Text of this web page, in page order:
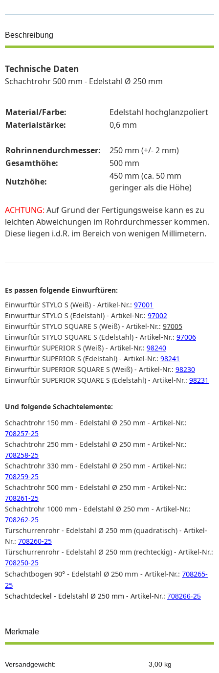
Beschreibung
Technische Daten
Schachtrohr 500 mm - Edelstahl Ø 250 mm
Material/Farbe:
Edelstahl hochglanzpoliert
Materialstärke: 0,6 mm
Rohrinnendurchmesser: 250 mm (+/- 2 mm)
Gesamthöhe:
500 mm
Nutzhöhe:
450 mm (ca. 50 mm
geringer als die Höhe)
ACHTUNG: Auf Grund der Fertigungsweise kann es zu
leichten Abweichungen im Rohrdurchmesser kommen.
Diese liegen i.d.R. im Bereich von wenigen Millimetern.
Es passen folgende Einwurftüren:
Einwurftür STYLO S (Weiß) - Artikel-Nr.: 97001
Einwurftür STYLO S (Edelstahl) - Artikel-Nr.: 97002
Einwurftür STYLO SQUARE S (Weiß) - Artikel-Nr.: 97005
Einwurftür STYLO SQUARE S (Edelstahl) - Artikel-Nr.: 97006
Einwurftür SUPERIOR S (Weiß) - Artikel-Nr.: 98240
Einwurftür SUPERIOR S (Edelstahl) - Artikel-Nr.: 98241
Einwurftür SUPERIOR SQUARE S (Weiß) - Artikel-Nr.: 98230
Einwurftür SUPERIOR SQUARE S (Edelstahl) - Artikel-Nr.: 98231
Und folgende Schachtelemente:
Schachtrohr 150 mm - Edelstahl Ø 250 mm - Artikel-Nr.:
708257-25
Schachtrohr 250 mm - Edelstahl Ø 250 mm - Artikel-Nr.:
708258-25
Schachtrohr 330 mm - Edelstahl Ø 250 mm - Artikel-Nr.:
708259-25
Schachtrohr 500 mm - Edelstahl Ø 250 mm - Artikel-Nr.:
708261-25
Schachtrohr 1000 mm - Edelstahl Ø 250 mm - Artikel-Nr.:
708262-25
Türschurrenrohr - Edelstahl Ø 250 mm (quadratisch) - Artikel-
Nr.: 708260-25
Türschurrenrohr - Edelstahl Ø 250 mm (rechteckig) - Artikel-Nr.:
708250-25
Schachtbogen 90° - Edelstahl Ø 250 mm - Artikel-Nr.: 708265-
25
Schachtdeckel - Edelstahl Ø 250 mm - Artikel-Nr.: 708266-25
Merkmale
Versandgewicht:
3,00 kg